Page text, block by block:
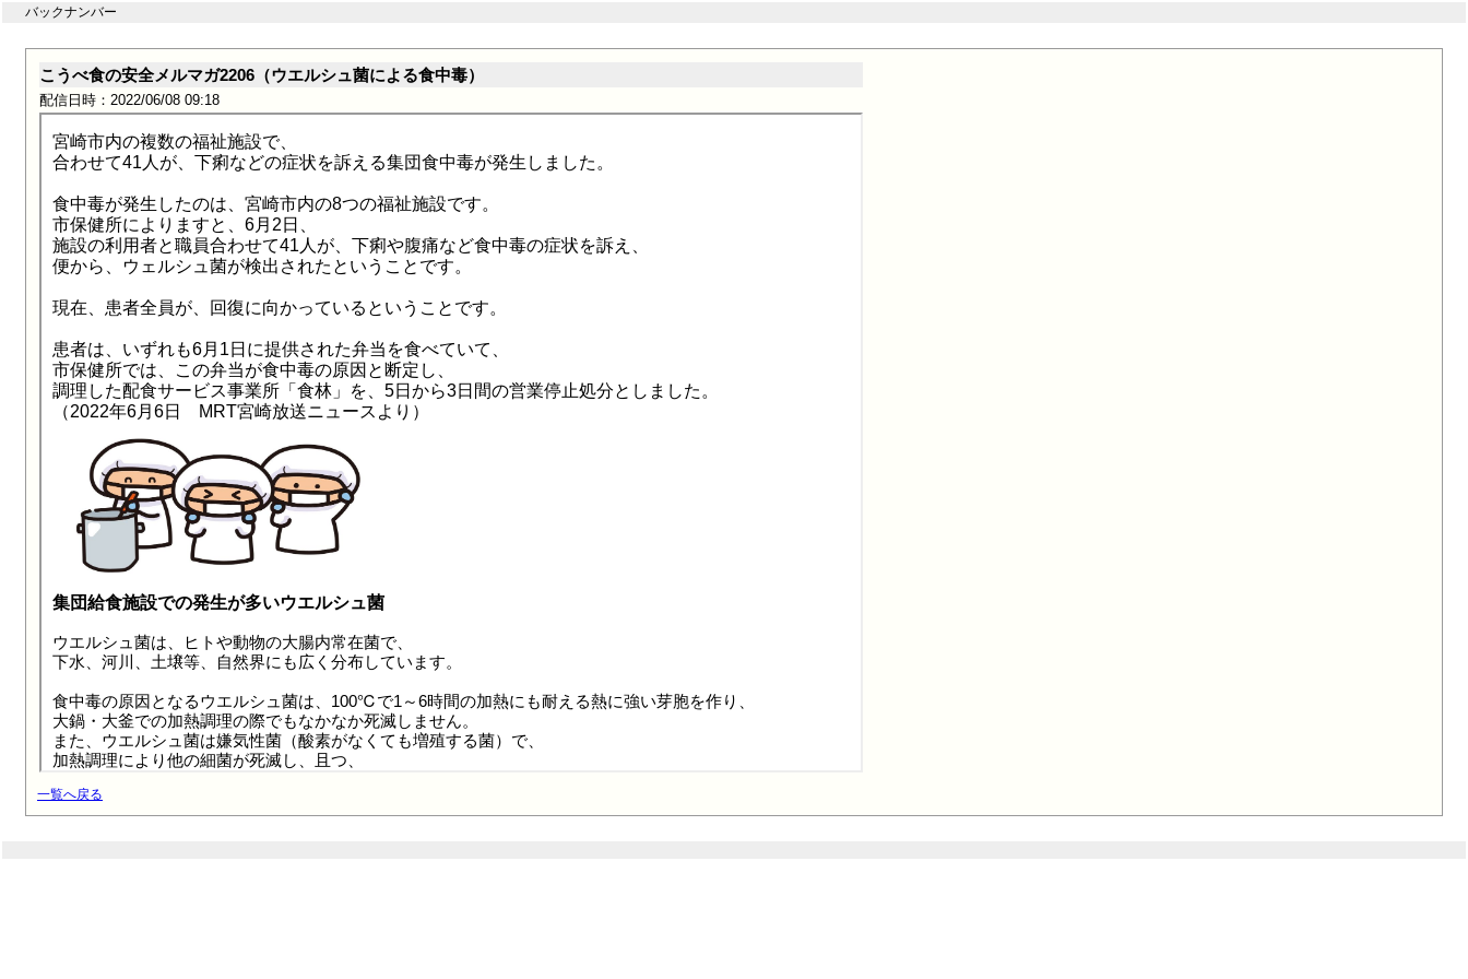
バックナンバー
こうべ食の安全メルマガ2206（ウエルシュ菌による食中毒）
配信日時：2022/06/08 09:18
一覧へ戻る